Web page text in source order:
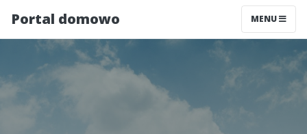
Portal domowo MENU